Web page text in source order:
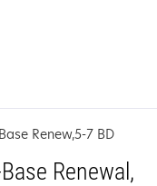
Renew,5-7 BD
Renewal,